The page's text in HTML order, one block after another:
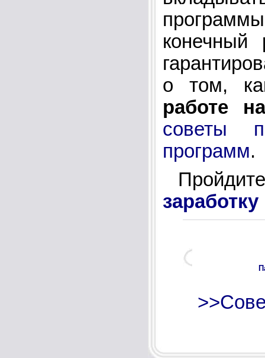
конечный
о том,
работе
советы
программ.